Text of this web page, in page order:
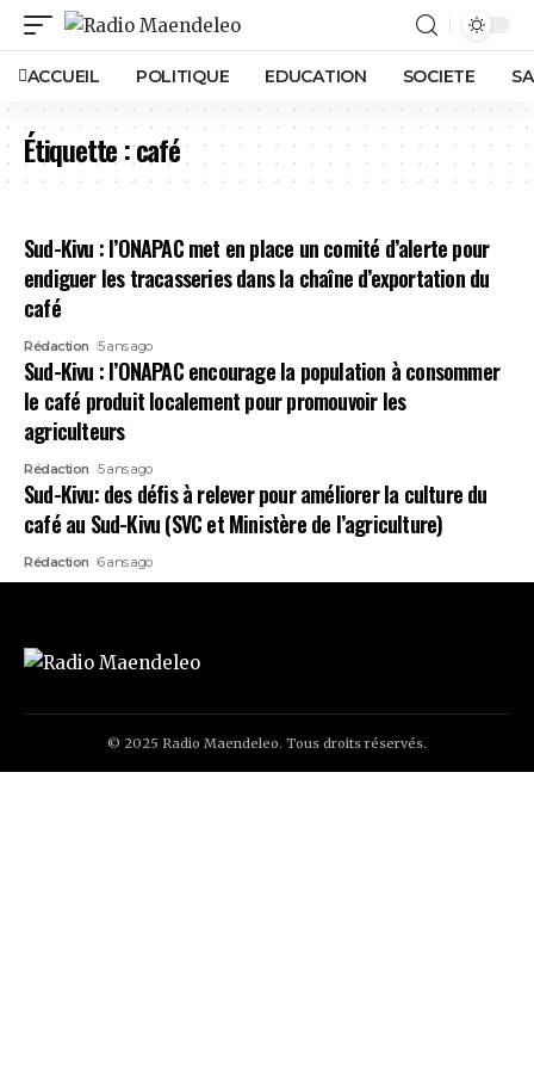
ACCUEIL POLITIQUE EDUCATION SOCIETE
Étiquette :café
Sud-Kivu : l’ONAPAC met en place un comité d’alerte pour
endiguer les tracasseries dans la chaîne d’exportation du
café
Rédaction 5 ans ago
Sud-Kivu : l’ONAPAC encourage la population à consommer
le café produit localement pour promouvoir les
agriculteurs
Rédaction 5 ans ago
Sud-Kivu: des défis à relever pour améliorer la culture du
café au Sud-Kivu (SVC et Ministère de l’agriculture)
Rédaction 6 ans ago
© 2025 Radio Maendeleo. Tous droits réservés.